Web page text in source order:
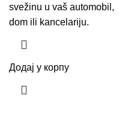
svežinu u vaš automobil,
dom ili kancelariju.
Додај у корпу